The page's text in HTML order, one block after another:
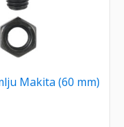
Makita (60 mm)